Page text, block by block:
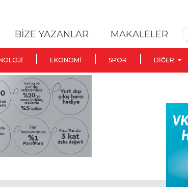
BİZE YAZANLAR MAKALELER
EKONOMI SPOR DIĞER